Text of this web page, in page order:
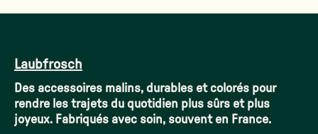
Laubfrosch
Des accessoires malins, durables et colorés pour
rendre les trajets du quotidien plus sûrs et plus
joyeux. Fabriqués avec soin, souvent en France.